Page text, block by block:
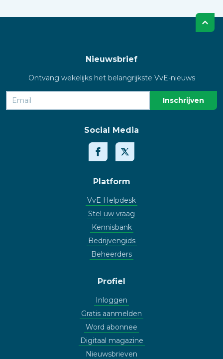
Nieuwsbrief
Ontvang wekelijks het belangrijkste VvE-nieuws
Social Media
Platform
VvE Helpdesk
Stel uw vraag
Kennisbank
Bedrijvengids
Beheerders
Profiel
Inloggen
Gratis aanmelden
Word abonnee
Digitaal magazine
Nieuwsbrieven